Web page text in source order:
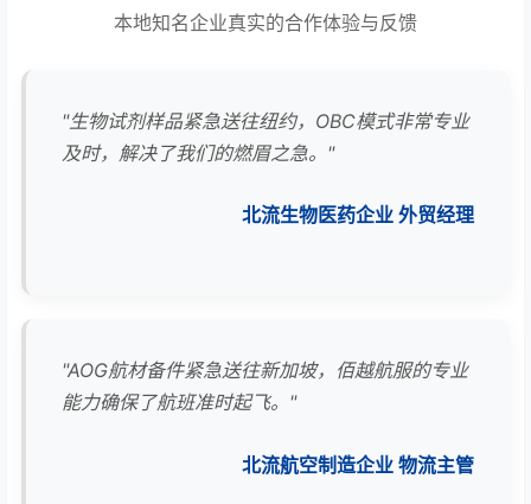
本地知名企业真实的合作体验与反馈
"生物试剂样品紧急送往纽约，OBC模式非常专业
及时，解决了我们的燃眉之急。"
北流生物医药企业 外贸经理
"AOG航材备件紧急送往新加坡，佰越航服的专业
能力确保了航班准时起飞。"
北流航空制造企业 物流主管